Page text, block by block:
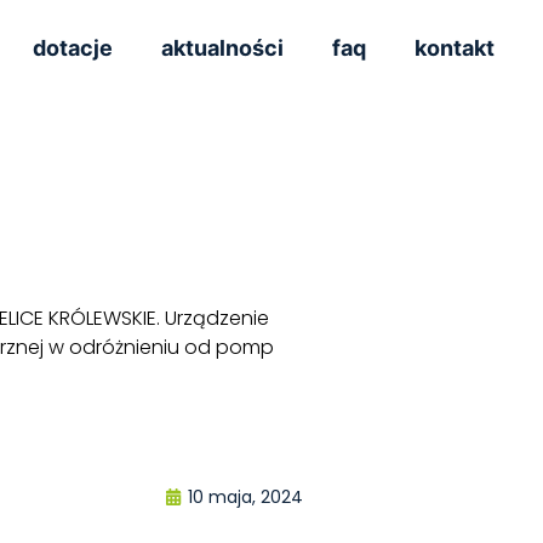
dotacje aktualności faq kontakt
KRÓLEWSKIE. Urządzenie
w odróżnieniu od pomp
10 maja, 2024